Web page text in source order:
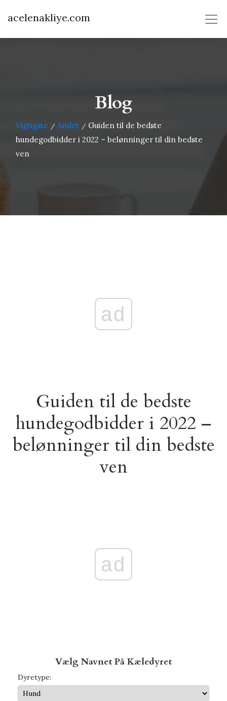
acelenakliye.com
Blog
Vigtigste / Andet / Guiden til de bedste
hundegodbidder i 2022 – belønninger til din bedste
ven
ad
Guiden til de bedste
hundegodbidder i 2022 –
belønninger til din bedste
ven
ad
Vælg Navnet På Kæledyret
Dyretype: